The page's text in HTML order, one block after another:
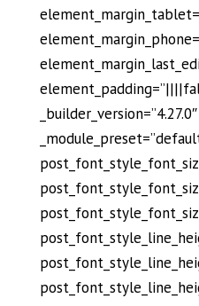
_builder_version=”4.27.0″